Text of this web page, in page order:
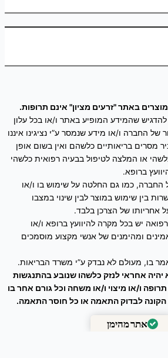
באתר "זרעים מציון" אינם תרופות.
שהמידע המופיע באתר ו/או בכל עלון
החברה ו/או מידע שנמסר ע”י נציגינו איננו
מסרים בריאותיים כלשהם ואין בשום אופן
או המלצה לטיפול בבעיה רפואית כלשהי
ברופא.
כמו גם החלטה על שימוש בו ו/או
בין שימוש במוצר לבין שינוי במצבו
אחריותו של הצרכן בלבד.
יש בכל מקרה להיוועץ ברופא ו/או
ומהימנים של אנשי מקצוע מוסמכים
בו, מעולם לא נבדק ע”י משרד הבריאות.
אחראי לנזק כלשהו שנובע בהתנגשות
ו/או מיצוי ו/או משחה וכל גורם אחר בו
לבדוק התאמה או כל חוסר התאמה.
זרעים מציון
:
אתר מהימן